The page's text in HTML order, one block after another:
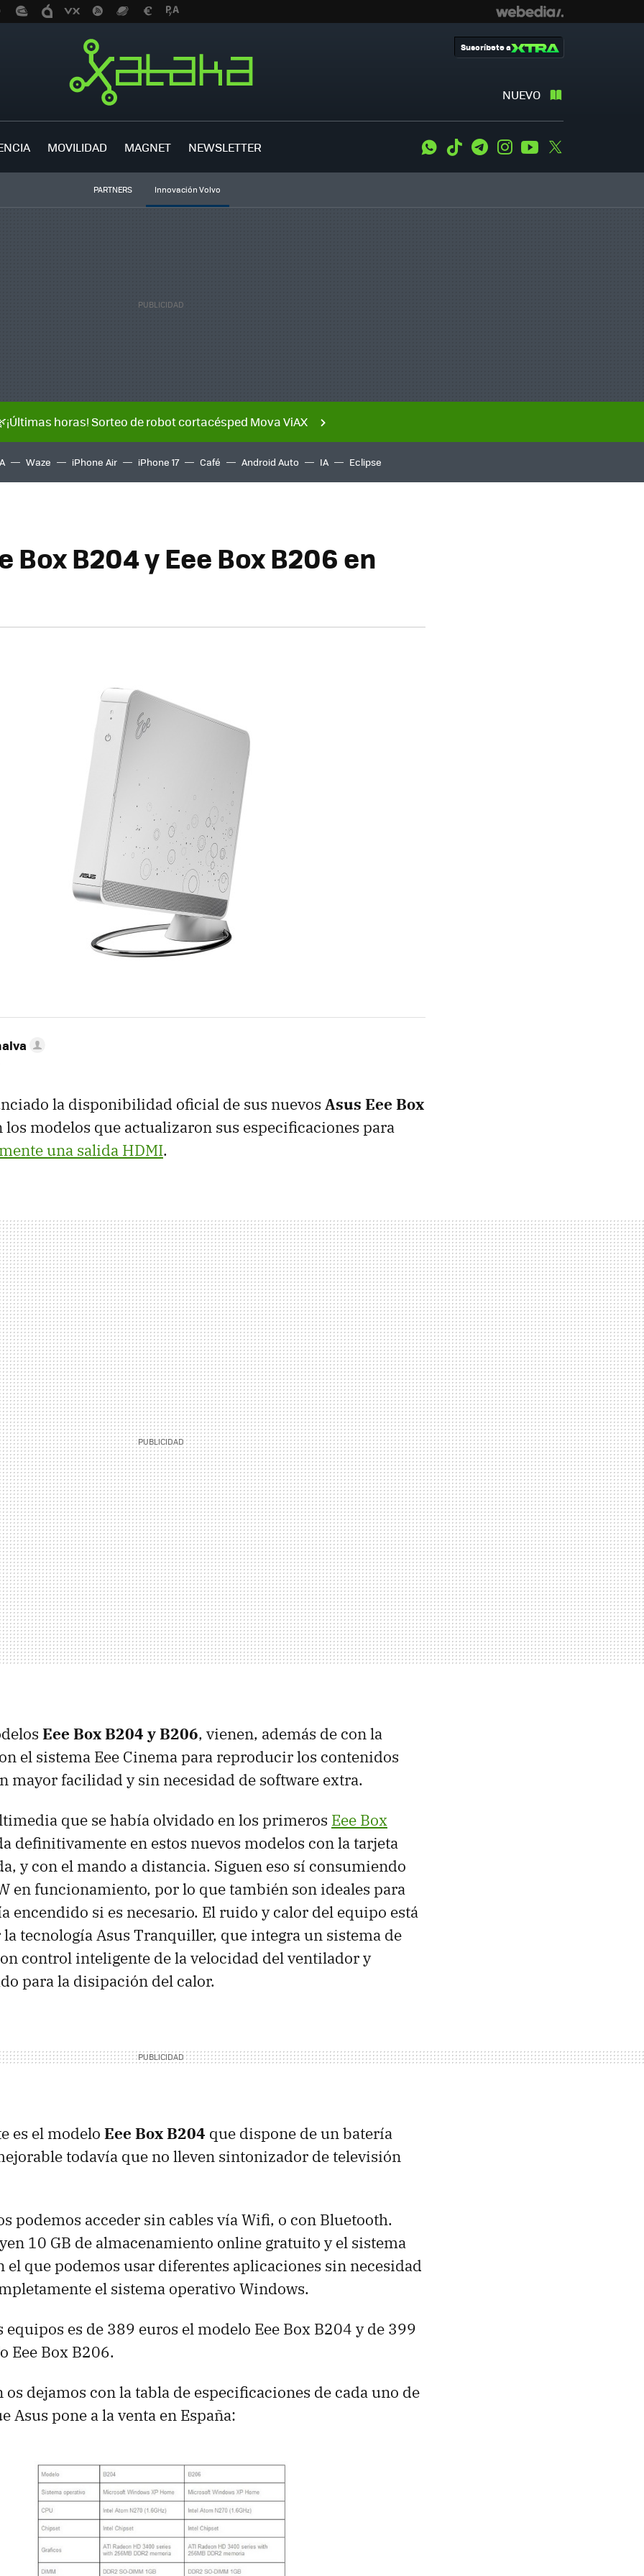
NUEVO
Suscríbete a
MOVILIDAD MAGNET NEWSLETTER WhatsApp
Tiktok TelegramInstagramYoutube
PARTNERS Innovación Volvo
horas! Sorteo de robot cortacésped Mova ViAX
Waze iPhone Air iPhone 17 Café Android Auto IA Eclipse
Box B204 y Eee Box B206 en
la disponibilidad oficial de sus nuevos Asus Eee Box
los modelos que actualizaron sus especificaciones para
una salida HDMI.
Eee Box B204 y B206, vienen, además de con la
el sistema Eee Cinema para reproducir los contenidos
mayor facilidad y sin necesidad de software extra.
que se había olvidado en los primeros Eee Box
definitivamente en estos nuevos modelos con la tarjeta
y con el mando a distancia. Siguen eso sí consumiendo
en funcionamiento, por lo que también son ideales para
encendido si es necesario. El ruido y calor del equipo está
tecnología Asus Tranquiller, que integra un sistema de
control inteligente de la velocidad del ventilador y
para la disipación del calor.
es el modelo Eee Box B204 que dispone de un batería
todavía que no lleven sintonizador de televisión
podemos acceder sin cables vía Wifi, o con Bluetooth.
10 GB de almacenamiento online gratuito y el sistema
el que podemos usar diferentes aplicaciones sin necesidad
el sistema operativo Windows.
equipos es de 389 euros el modelo Eee Box B204 y de 399
Eee Box B206.
dejamos con la tabla de especificaciones de cada uno de
Asus pone a la venta en España: